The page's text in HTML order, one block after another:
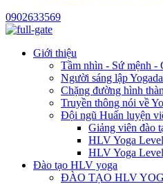
0902633569
Giới thiệu
Tầm nhìn - Sứ mệnh -
Người sáng lập
Chặng đường hình
Truyền thông nói về
Đội ngũ Huấn luyện
Giảng viên đào
HLV Yoga
HLV Yoga
Đào tạo HLV yoga
ĐÀO TẠO HLV